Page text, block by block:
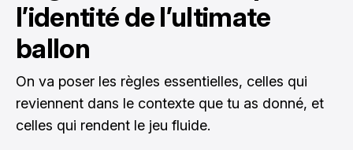
l’identité de l’ultimate
ballon
On va poser les règles essentielles, celles qui
reviennent dans le contexte que tu as donné, et
celles qui rendent le jeu fluide.